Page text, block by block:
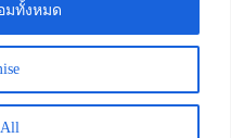
มทั้งหมด
5259,